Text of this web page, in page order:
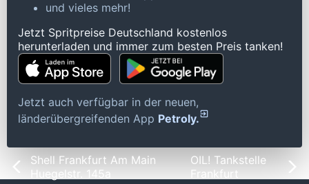
und vieles mehr!
Jetzt Spritpreise Deutschland kostenlos
herunterladen und immer zum besten Preis tanken!
Jetzt auch verfügbar in der neuen,
länderübergreifenden App Petroly.
Shell Frankfurt Am Main
Huegelstr. 145a
OIL! Tankstelle
Frankfurt